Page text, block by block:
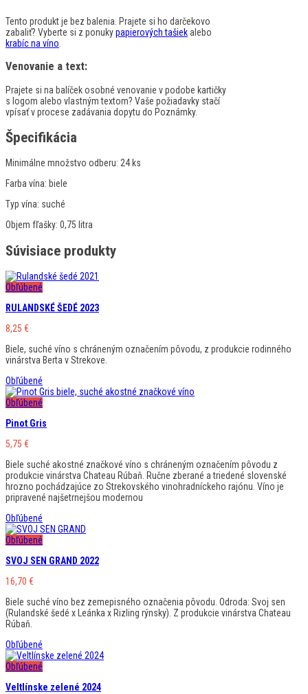
Tento produkt je bez balenia. Prajete si ho darčekovo
zabaliť? Vyberte si z ponukypapierových tašiekalebo
krabíc na víno
Venovanie a text:
Prajete si na balíček osobné venovanie v podobe kartičky
s logom alebo vlastným textom? Vaše požiadavky stačí
vpísať v procese zadávania dopytu do Poznámky.
Špecifikácia
Minimálne množstvo odberu: 24 ks
Farba vína: biele
Typ vína: suché
Objem fľašky: 0,75 litra
Súvisiace produkty
Obľúbené
RULANDSKÉ ŠEDÉ 2023
8,25 €
Biele, suché víno s chráneným označením pôvodu, z produkcie rodinného
vinárstva Berta v Strekove.
Obľúbené
Obľúbené
Pinot Gris
5,75 €
Biele suché akostné značkové víno s chráneným označením pôvodu z
produkcie vinárstva Chateau Rúbaň. Ručne zberané a triedené slovenské
hrozno pochádzajúce zo Strekovského vinohradníckeho rajónu. Víno je
pripravené najšetrnejšou modernou
Obľúbené
Obľúbené
SVOJ SEN GRAND 2022
16,70 €
Biele suché víno bez zemepisného označenia pôvodu. Odroda: Svoj sen
(Rulandské šedé x Leánka x Rizling rýnsky). Z produkcie vinárstva Chateau
Rúbaň.
Obľúbené
Obľúbené
Veltlínske zelené 2024